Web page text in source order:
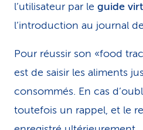
l’utilisateur par le guide
l’introduction au journal
Pour réussir son «food
est de saisir les aliments
consommés. En cas
toutefois un rappel, et le